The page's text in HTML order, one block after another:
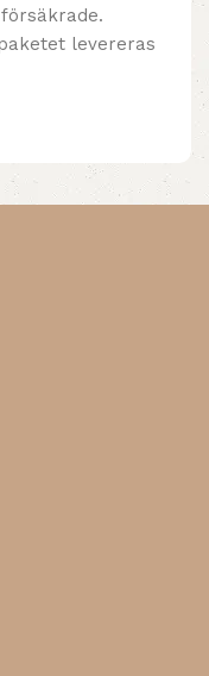
levereras